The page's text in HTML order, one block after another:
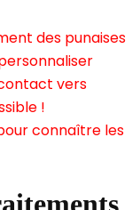
des punaises
vers
!
connaître les